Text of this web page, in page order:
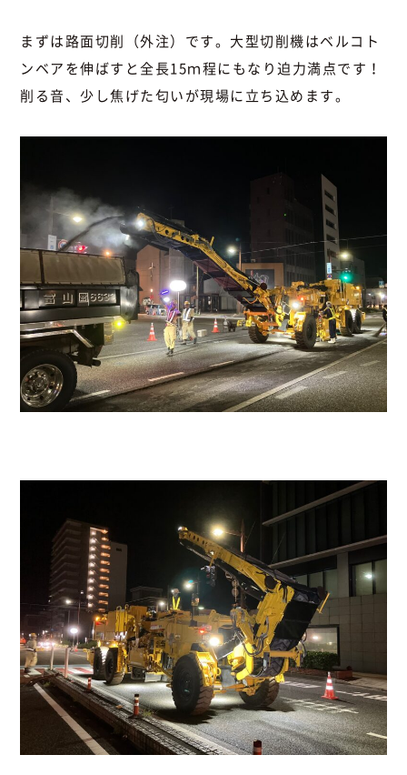
まずは路面切削（外注）です。大型切削機はベルコト
ンベアを伸ばすと全長15ｍ程にもなり迫力満点です！
削る音、少し焦げた匂いが現場に立ち込めます。